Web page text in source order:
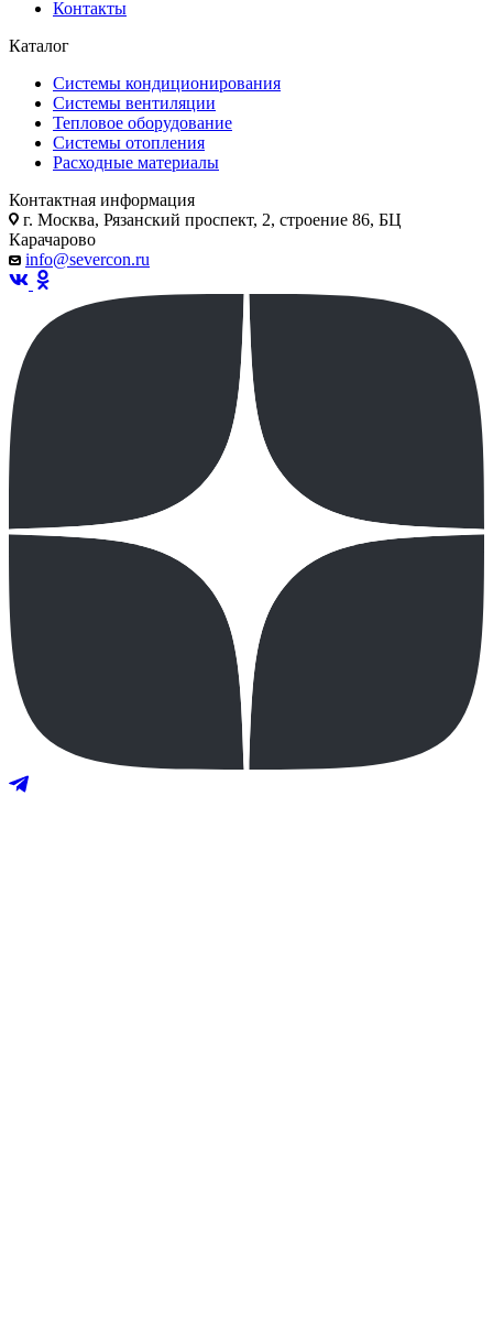
Контакты
Каталог
Системы кондиционирования
Системы вентиляции
Тепловое оборудование
Системы отопления
Расходные материалы
Контактная информация
г. Москва, Рязанский проспект, 2, строение 86, БЦ
Карачарово
info@severcon.ru